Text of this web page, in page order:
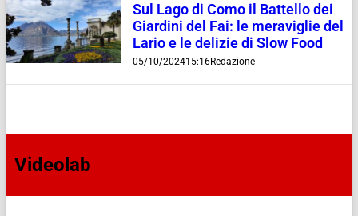
Sul Lago di Como il Battello dei
Giardini del Fai: le meraviglie del
Lario e le delizie di Slow Food
05/10/202415:16Redazione
Videolab